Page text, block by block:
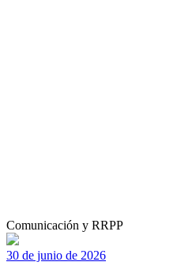
Comunicación y RRPP
30 de junio de 2026